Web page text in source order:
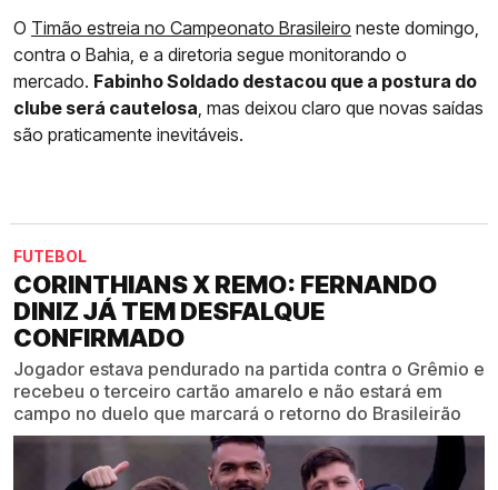
O Timão estreia no Campeonato Brasileiro neste domingo,
contra o Bahia, e a diretoria segue monitorando o
mercado. Fabinho Soldado destacou que a postura do
clube será cautelosa , mas deixou claro que novas saídas
são praticamente inevitáveis.
FUTEBOL
CORINTHIANS X REMO: FERNANDO
DINIZ JÁ TEM DESFALQUE
CONFIRMADO
Jogador estava pendurado na partida contra o Grêmio e
recebeu o terceiro cartão amarelo e não estará em
campo no duelo que marcará o retorno do Brasileirão